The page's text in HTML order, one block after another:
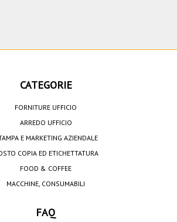
CATEGORIE
FORNITURE UFFICIO
ARREDO UFFICIO
E MARKETING AZIENDALE
COPIA ED ETICHETTATURA
FOOD & COFFEE
MACCHINE, CONSUMABILI
FAQ